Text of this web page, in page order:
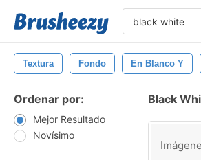
Textura Fondo En Blanco Y
Ordenar por:
Mejor Resultado
Novísimo
Black